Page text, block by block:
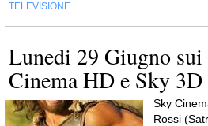
TELEVISIONE
Lunedi 29 Giugno
Cinema HD e Sky 3D
Sky
Rossi